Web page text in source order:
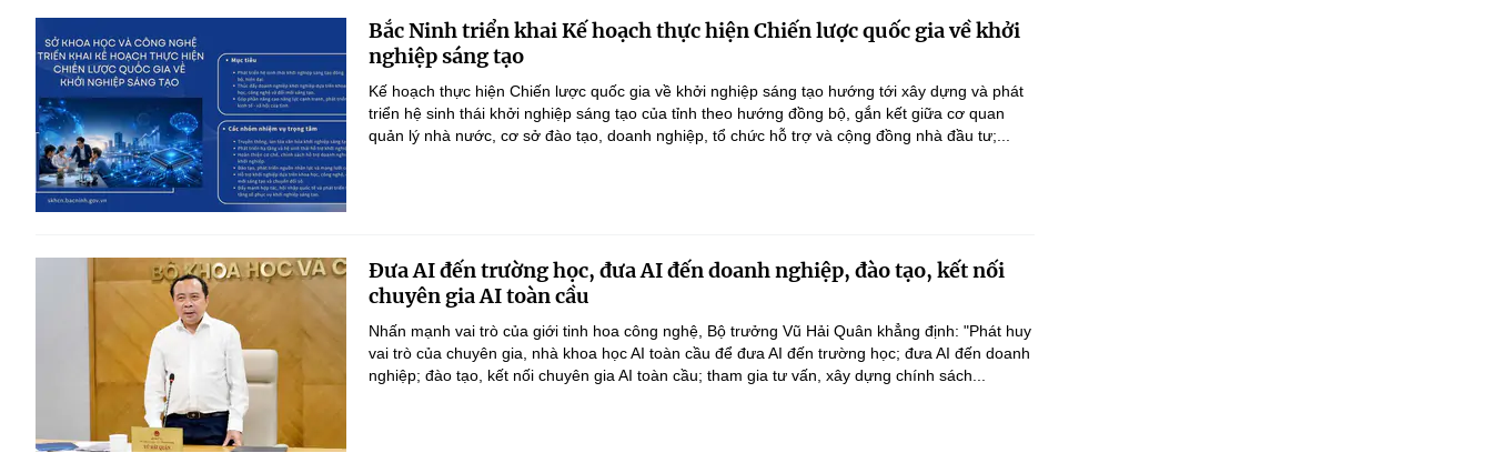
Bắc Ninh triển khai Kế hoạch thực hiện Chiến lược quốc gia về khởi
nghiệp sáng tạo
Kế hoạch thực hiện Chiến lược quốc gia về khởi nghiệp sáng tạo hướng tới xây dựng và phát
triển hệ sinh thái khởi nghiệp sáng tạo của tỉnh theo hướng đồng bộ, gắn kết giữa cơ quan
quản lý nhà nước, cơ sở đào tạo, doanh nghiệp, tổ chức hỗ trợ và cộng đồng nhà đầu tư;...
Đưa AI đến trường học, đưa AI đến doanh nghiệp, đào tạo, kết nối
chuyên gia AI toàn cầu
Nhấn mạnh vai trò của giới tinh hoa công nghệ, Bộ trưởng Vũ Hải Quân khẳng định: "Phát huy
vai trò của chuyên gia, nhà khoa học AI toàn cầu để đưa AI đến trường học; đưa AI đến doanh
nghiệp; đào tạo, kết nối chuyên gia AI toàn cầu; tham gia tư vấn, xây dựng chính sách...